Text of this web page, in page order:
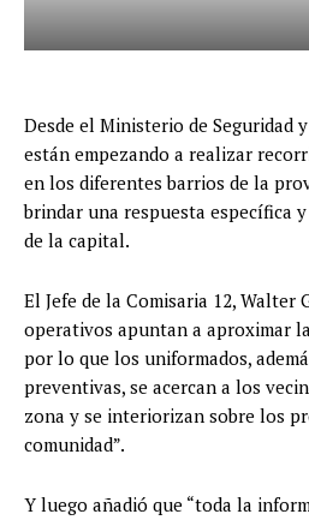
Desde el Ministerio de Seguridad
están empezando a realizar
en los diferentes barrios de la
brindar una respuesta específica
de la capital.
El Jefe de la Comisaria 12, Walter
operativos apuntan a aproximar
por lo que los uniformados,
preventivas, se acercan a los
zona y se interiorizan sobre los
comunidad”.
Y luego añadió que “toda la